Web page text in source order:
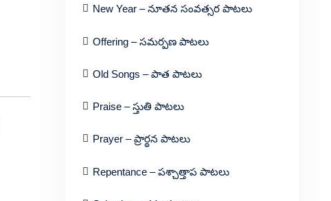
New Year – నూతన సంవత్సర పాటలు
Offering – సమర్పణ పాటలు
Old Songs – పాత పాటలు
Praise – స్తుతి పాటలు
Prayer – ప్రార్థన పాటలు
Repentance – పశ్చాత్తాప పాటలు